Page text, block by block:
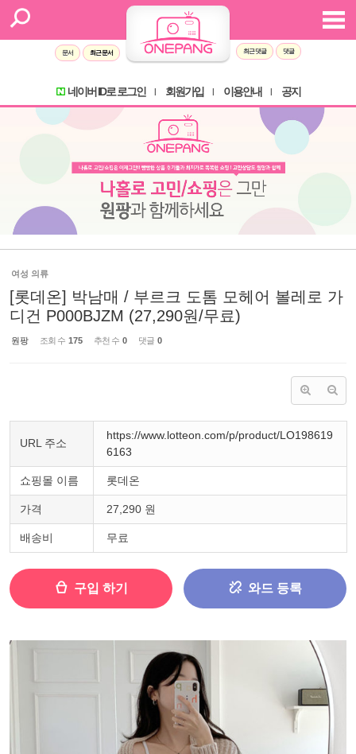
문서 최근 문서 최근 댓글 댓글
네이버 ID로 로그인 회원가입 이용안내 공지
여성 의류
[롯데온] 박남매 / 부르크 도톰 모헤어 볼레로 가
디건 P000BJZM (27,290원/무료)
원팡 조회 수 175 추천 수 0 댓글 0
URL 주소
https://www.lotteon.com/p/product/LO198619
6163
쇼핑몰 이름 롯데온
가격 27,290 원
배송비 무료
구입 하기 와드 등록